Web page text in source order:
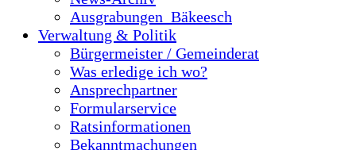
Ausgrabungen_Bäkeesch
Verwaltung & Politik
Bürgermeister / Gemeinderat
Was erledige ich wo?
Ansprechpartner
Formularservice
Ratsinformationen
Bekanntmachungen